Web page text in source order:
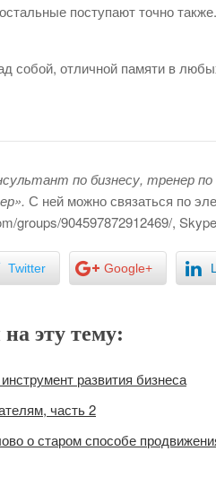
поступают точно
собой, отличной памяти в
по бизнесу, тренер
С ней можно связаться по
groups/904597872912469/,
Twitter Google+
эту тему:
развития бизнеса
часть 2
о старом способе